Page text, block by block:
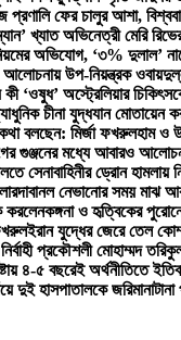
প্রণালি ফের চালুর আশা,
খ্যাত অভিনেত্রী মেরি
অভিযোগ, ‘৩% দুলাল’
উপ-নিয়ন্ত্রক
কী ‘ওষুধ’ অস্ট্রেলিয়ার
চীনা যুদ্ধযান মোতায়েন
কথা বলছেন: মির্জা ফখরুলহাম ও
গুঞ্জনের মধ্যে আবারও
সেনাবাহিনীর ড্রোন হামলায়
দাবানল নেভানোর সময় মাঝ
করলেনকঙ্গনা ও হৃত্বিকের
ইরান যুদ্ধের জেরে তেল
প্রকৌশলী মোহাম্মদ
৪-৫ বছরেই অর্থনীতিতে
দুই হাসপাতালকে জরিমানা